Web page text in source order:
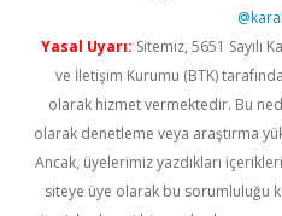
Yasal Uyarı: Sitemiz, 5651 Sayılı
ve İletişim Kurumu (BTK)
olarak hizmet vermektedir. Bu
olarak denetleme veya araştırma
Ancak, üyelerimiz yazdıkları
siteye üye olarak bu sorumluluğu